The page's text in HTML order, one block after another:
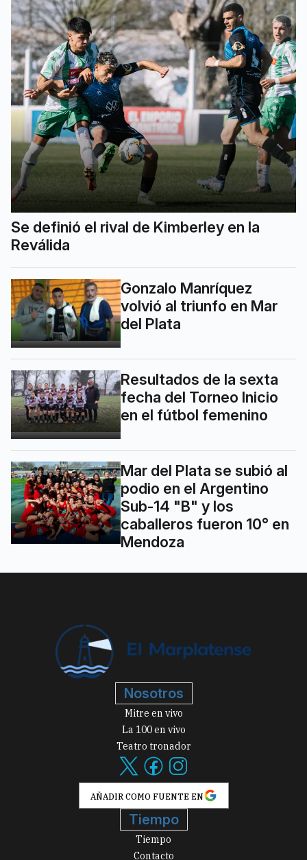
Se definió el rival de Kimberley en la
Reválida
Gonzalo Manríquez
volvió al triunfo en Mar
del Plata
Resultados de la sexta
fecha del Torneo Inicio
en el fútbol femenino
Mar del Plata se subió al
podio en el Argentino
Sub-14 "B" y los
caballeros fueron 10° en
Mendoza
Nosotros
Mitre en vivo
La 100 en vivo
Teatro tronador
AÑADIR COMO FUENTE EN
Tiempo
Tiempo
Contacto